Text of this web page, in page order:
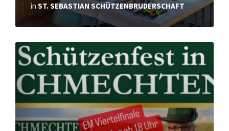
in ST. SEBASTIAN SCHÜTZENBRUDERSCHAFT
Mehr
erfahren